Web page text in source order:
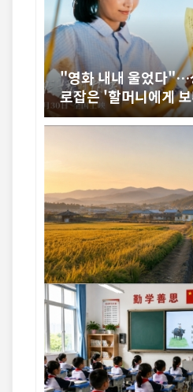
"영화 내내 울었다"…
로잡은 '할머니에게